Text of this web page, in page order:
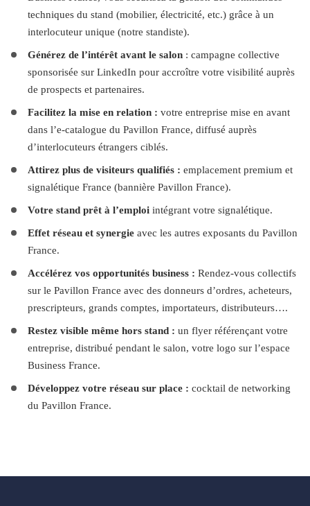
techniques du stand (mobilier, électricité, etc.) grâce à un
interlocuteur unique (notre standiste).
Générez de l’intérêt avant le salon : campagne collective
sponsorisée sur LinkedIn pour accroître votre visibilité auprès
de prospects et partenaires.
Facilitez la mise en relation : votre entreprise mise en avant
dans l’e-catalogue du Pavillon France, diffusé auprès
d’interlocuteurs étrangers ciblés.
Attirez plus de visiteurs qualifiés : emplacement premium et
signalétique France (bannière Pavillon France).
Votre stand prêt à l’emploi intégrant votre signalétique.
Effet réseau et synergie avec les autres exposants du Pavillon
France.
Accélérez vos opportunités business : Rendez-vous collectifs
sur le Pavillon France avec des donneurs d’ordres, acheteurs,
prescripteurs, grands comptes, importateurs, distributeurs….
Restez visible même hors stand : un flyer référençant votre
entreprise, distribué pendant le salon, votre logo sur l’espace
Business France.
Développez votre réseau sur place : cocktail de networking
du Pavillon France.